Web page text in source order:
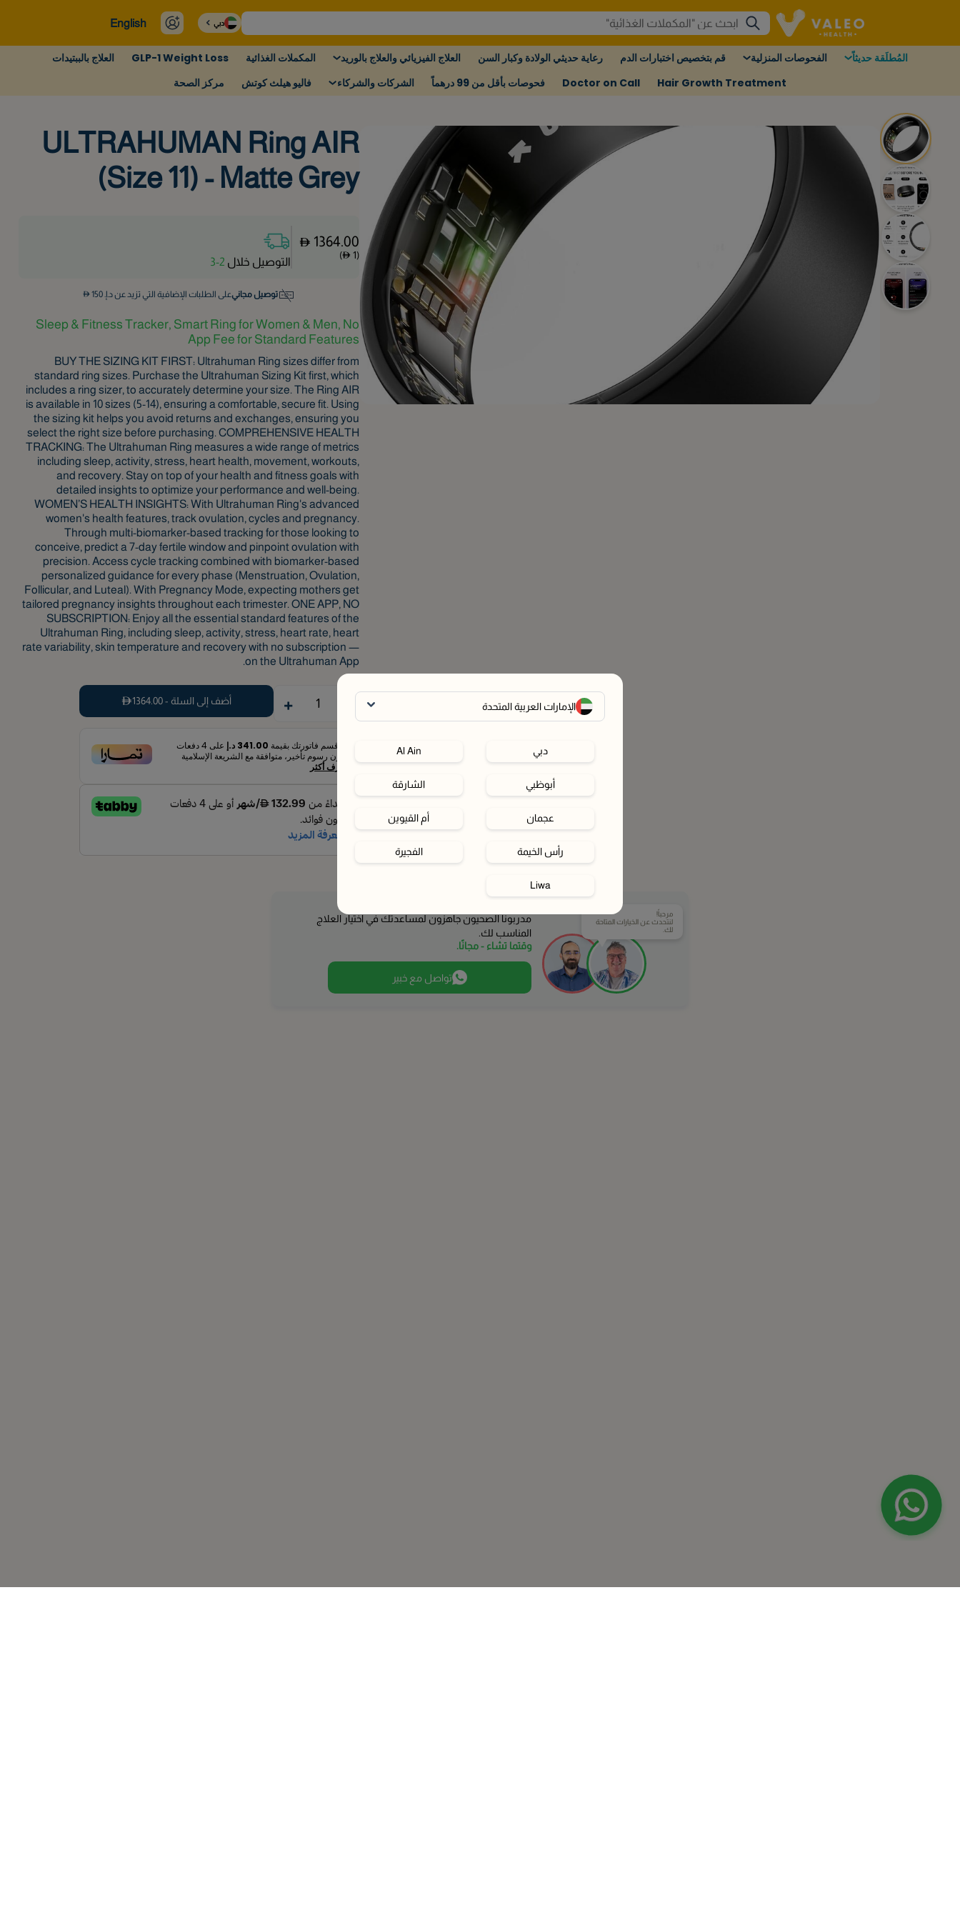
دبي English
المُطلَقة حديثاً الفحوصات المنزلية قم بتخصيص اختبارات الدم رعاية حديثي الولادة وكبار السن العلاج الفيزيائي والعلاج بالوريد المكملات الغذائية GLP-1 Weight Loss
العلاج بالببتيدات
Hair Growth Treatment
Doctor on Call فحوصات بأقل من 99 درهماً الشركات والشركاء فاليو هيلث كوتش مركز الصحة
الإمارات العربية المتحدة
دبي Al Ain
أبوظبي الشارقة
عجمان أم القيوين
رأس الخيمة الفجيرة
Liwa
ULTRAHUMAN Ring AIR
(Size 11) - Matte Grey
1364.00
(
1
)
التوصيل خلال 2-3
توصيل مجانيعلى الطلبات الإضافية التي تزيد عن د.إ.150
Sleep & Fitness Tracker, Smart Ring for Women & Men, No
App Fee for Standard Features
BUY THE SIZING KIT FIRST: Ultrahuman Ring sizes differ from
standard ring sizes. Purchase the Ultrahuman Sizing Kit first, which
includes a ring sizer, to accurately determine your size. The Ring AIR
is available in 10 sizes (5-14), ensuring a comfortable, secure fit. Using
the sizing kit helps you avoid returns and exchanges, ensuring you
select the right size before purchasing. COMPREHENSIVE HEALTH
TRACKING: The Ultrahuman Ring measures a wide range of metrics
including sleep, activity, stress, heart health, movement, workouts,
and recovery. Stay on top of your health and fitness goals with
detailed insights to optimize your performance and well-being.
WOMEN’S HEALTH INSIGHTS: With Ultrahuman Ring's advanced
women's health features, track ovulation, cycles and pregnancy.
Through multi-biomarker-based tracking for those looking to
conceive, predict a 7-day fertile window and pinpoint ovulation with
precision. Access cycle tracking combined with biomarker-based
personalized guidance for every phase (Menstruation, Ovulation,
Follicular, and Luteal). With Pregnancy Mode, expecting mothers get
tailored pregnancy insights throughout each trimester. ONE APP, NO
SUBSCRIPTION: Enjoy all the essential standard features of the
Ultrahuman Ring, including sleep, activity, stress, heart rate, heart
rate variability, skin temperature and recovery with no subscription —
on the Ultrahuman App.
1
+ أضف إلى السلة -1364.00
أو قسم فاتورتك بقيمة 341.00 د.إ على 4دفعات
بدون رسوم تأخير، متوافقة مع الشريعة الإسلامية
اعرف أكثر
مرحباً!
لنتحدث عن الخيارات المتاحة
لك.
مدربونا الصحيون جاهزون لمساعدتك في اختيار العلاج
المناسب لك.
وقتما تشاء - مجانًا.
تواصل مع خبير